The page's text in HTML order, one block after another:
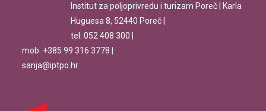
Institut za poljoprivredu i turizam Poreč | Karla
Huguesa 8, 52440 Poreč |
tel: 052 408 300 |
mob: +385 99 316 3778 |
sanja@iptpo.hr